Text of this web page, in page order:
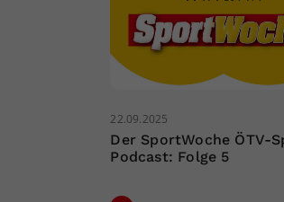
22.09.2025
Der SportWoche ÖTV-
Podcast: Folge 5